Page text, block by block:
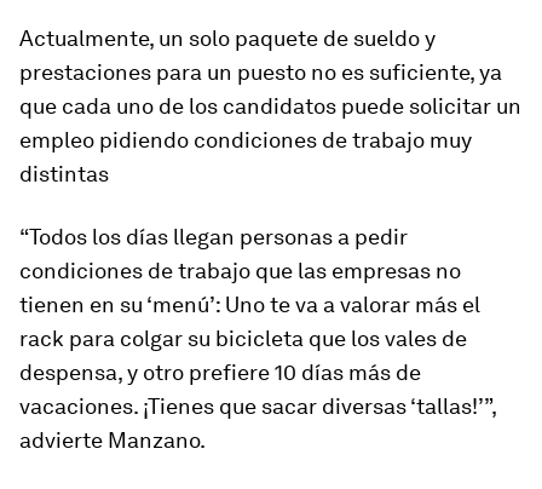
Actualmente, un solo paquete de sueldo y
prestaciones para un puesto no es suficiente, ya
que cada uno de los candidatos puede solicitar un
empleo pidiendo condiciones de trabajo muy
distintas
“Todos los días llegan personas a pedir
condiciones de trabajo que las empresas no
tienen en su ‘menú’: Uno te va a valorar más el
rack para colgar su bicicleta que los vales de
despensa, y otro prefiere 10 días más de
vacaciones. ¡Tienes que sacar diversas ‘tallas!’”,
advierte Manzano.